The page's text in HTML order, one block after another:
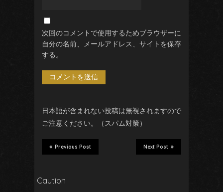
次回のコメントで使用するためブラウザーに
自分の名前、メールアドレス、サイトを保存
する。
日本語が含まれない投稿は無視されますので
ご注意ください。（スパム対策）
Next Post
Previous Post
Caution